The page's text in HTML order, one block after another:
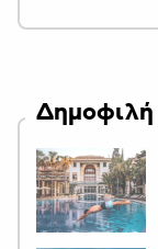
Δημοφιλή